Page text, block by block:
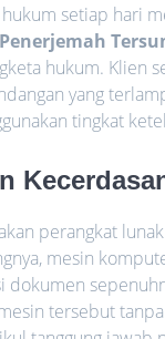
setiap hari
Penerjemah
hukum. Klien
yang
tingkat
perangkat
mesin
dokumen
tersebut